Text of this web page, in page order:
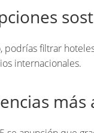
podrías filtrar
internacionales.
más